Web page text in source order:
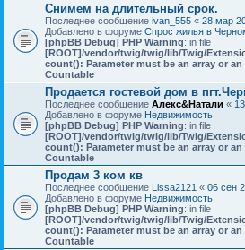
Снимем на длительный срок.
Последнее сообщение ivan_555 « 28 мар
Добавлено в форуме Спрос жилья в
[phpBB Debug] PHP Warning: in file
[ROOT]/vendor/twig/twig/lib/Twig/
count(): Parameter must be an array or
Countable
Продается гостевой дом в
Последнее сообщение Алекс&Натали «
Добавлено в форуме Недвижимость
[phpBB Debug] PHP Warning: in file
[ROOT]/vendor/twig/twig/lib/Twig/
count(): Parameter must be an array or
Countable
Продам 3 ком кв
Последнее сообщение Lissa2121 « 06 сен
Добавлено в форуме Недвижимость
[phpBB Debug] PHP Warning: in file
[ROOT]/vendor/twig/twig/lib/Twig/
count(): Parameter must be an array or
Countable